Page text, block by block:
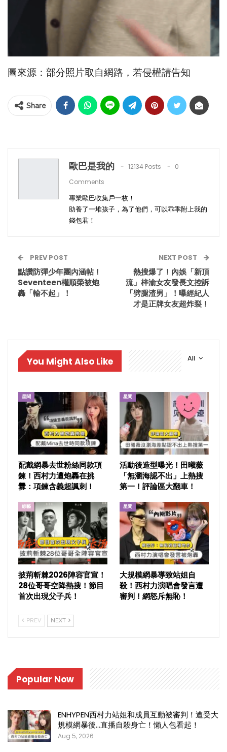
圖來源：部分照片取自網路，若侵權請告知
Share
歐巴是我的 12134 Posts
0
Comments
專業歐巴收集戶一枚！
助養了一堆孩子，為了他們，可以乖乖附上我的
錢包君！
PREV POST
點讚防彈少年團內涵帖！
Seventeen權順榮被炮
轟「輸不起」！
NEXT POST
熱搜爆了！內娛「新頂
流」梓渝女友發長文控訴
「劈腿渣男」！曝經紀人
才是正牌女友超炸裂！
All
You Might Also Like
星聞
配戴網暴去世粉絲同款項
鍊！西村力遭炮轟在挑
釁：項鍊含義超諷刺！
星聞
活動後造型曝光！田曦薇
「無瀏海認不出」上熱搜
第一！評論區大翻車！
綜藝
披荊斬棘2026陣容官宣！
28位哥哥空降熱搜！節目
首次出現父子兵！
星聞
大規模網暴導致站姐自
殺！西村力演唱會發言遭
審判！網怒斥無恥！
PREV NEXT
Popular Now
ENHYPEN西村力站姐和成員互動被審判！遭受大
規模網暴後…直播自殺身亡！懶人包看起！
Aug 5, 2026